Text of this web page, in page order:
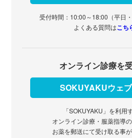
受付時間：10:00～18:00（平日・
よくある質問はこち
オンライン診療を
SOKUYAKUウェ
「SOKUYAKU」を利用
オンライン診療・服薬指導
お薬を郵送にて受け取る事